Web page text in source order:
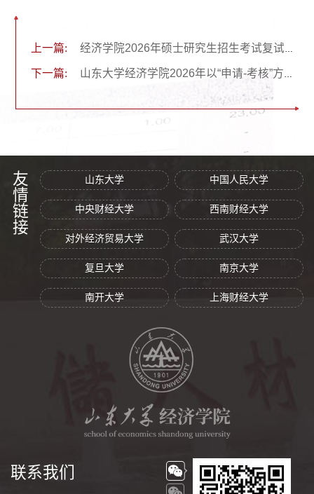
上一篇: 经济学院2026年硕士研究生招生考试复试录取工作方案
下一篇: 山东大学经济学院2026年以“申请-考核”方式招收博士研究生实施办法
友情链接 山东大学 中国人民大学
中央财经大学 西南财经大学
对外经济贸易大学 武汉大学
复旦大学 南京大学
南开大学 上海财经大学
联系我们